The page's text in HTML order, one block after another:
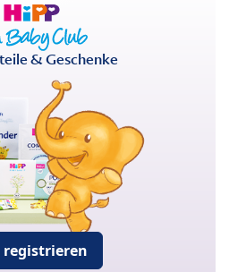
& Geschenke
registrieren